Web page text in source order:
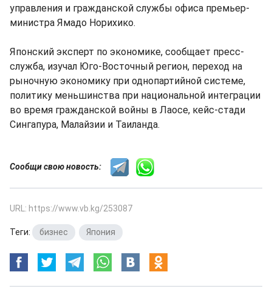
управления и гражданской службы офиса премьер-
министра Ямадо Норихико.
Японский эксперт по экономике, сообщает пресс-
служба, изучал Юго-Восточный регион, переход на
рыночную экономику при однопартийной системе,
политику меньшинства при национальной интеграции
во время гражданской войны в Лаосе, кейс-стади
Сингапура, Малайзии и Таиланда.
Сообщи свою новость:
URL: https://www.vb.kg/253087
Теги: бизнес Япония